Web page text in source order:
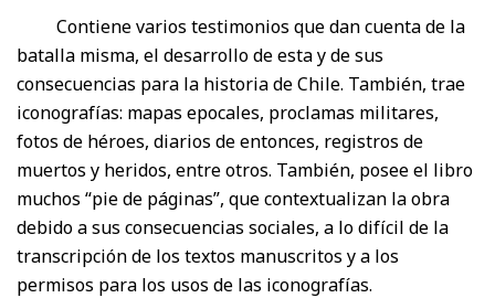
Contiene varios testimonios que dan cuenta de la
batalla misma, el desarrollo de esta y de sus
consecuencias para la historia de Chile. También, trae
iconografías: mapas epocales, proclamas militares,
fotos de héroes, diarios de entonces, registros de
muertos y heridos, entre otros. También, posee el libro
muchos “pie de páginas”, que contextualizan la obra
debido a sus consecuencias sociales, a lo difícil de la
transcripción de los textos manuscritos y a los
permisos para los usos de las iconografías.